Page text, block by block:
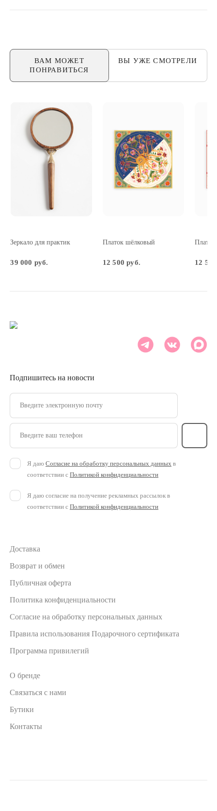
ВАМ МОЖЕТ
ПОНРАВИТЬСЯ
ВЫ УЖЕСМОТРЕЛИ
Зеркало для практик
39 000 руб.
Платок шёлковый
12 500 руб. 12
Доставка
Возврат и обмен
Публичная оферта
Политика конфиденциальности
Согласие на обработку персональных данных
Правила использования Подарочного сертификата
Программа привилегий
О бренде
Связаться с нами
Бутики
Контакты
Подпишитесь на новости
Введите электронную почту
Введите ваш телефон
Я даю Согласие на обработку персональных данных в
соответствии с Политикой конфиденциальности
Я даю согласие на получение рекламных рассылок в
соответствии с Политикой конфиденциальности